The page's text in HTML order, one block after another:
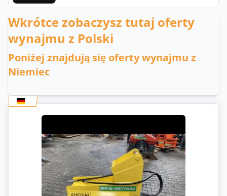
Wkrótce zobaczysz tutaj oferty
wynajmu z Polski
Poniżej znajdują się oferty wynajmu z
Niemiec